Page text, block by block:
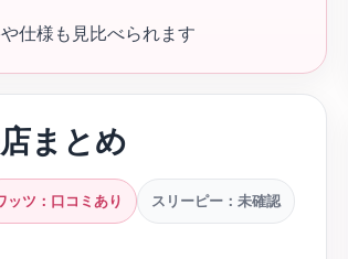
仕様も見比べられます
まとめ
ッツ：口コミあり スリーピー：未確認